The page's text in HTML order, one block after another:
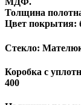
Толщина
Цвет покрытия:
Стекло:
Коробка с
400